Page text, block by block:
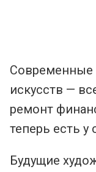
Современные
искусств —
ремонт
теперь есть
Будущие